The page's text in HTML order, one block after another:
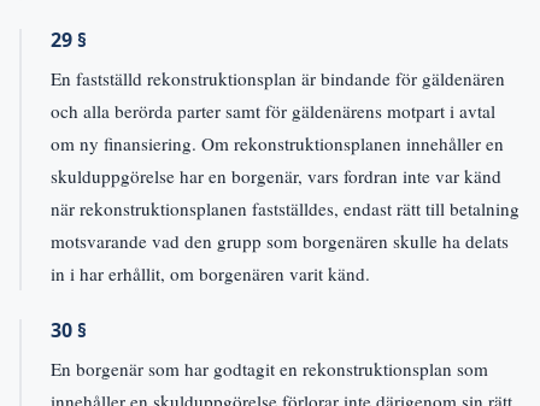
29 §
En fastställd rekonstruktionsplan är bindande för gäldenären
och alla berörda parter samt för gäldenärens motpart i avtal
om ny finansiering. Om rekonstruktionsplanen innehåller en
skulduppgörelse har en borgenär, vars fordran inte var känd
när rekonstruktionsplanen fastställdes, endast rätt till betalning
motsvarande vad den grupp som borgenären skulle ha delats
in i har erhållit, om borgenären varit känd.
30 §
En borgenär som har godtagit en rekonstruktionsplan som